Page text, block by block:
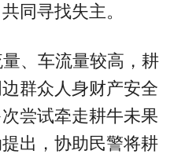
同寻找失主。
、车流量较高，耕
群众人身财产安全
尝试牵走耕牛未果
出，协助民警将耕